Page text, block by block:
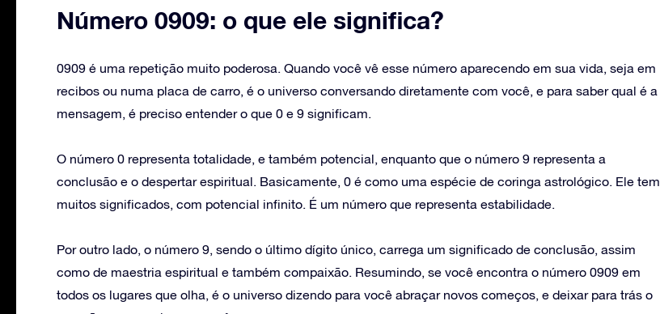
Número 0909: o que ele significa?
0909 é uma repetição muito poderosa. Quando você vê esse número aparecendo em sua vida, seja em
recibos ou numa placa de carro, é o universo conversando diretamente com você, e para saber qual é a
mensagem, é preciso entender o que 0 e 9 significam.
O número 0 representa totalidade, e também potencial, enquanto que o número 9 representa a
conclusão e o despertar espiritual. Basicamente, 0 é como uma espécie de coringa astrológico. Ele tem
muitos significados, com potencial infinito. É um número que representa estabilidade.
Por outro lado, o número 9, sendo o último dígito único, carrega um significado de conclusão, assim
como de maestria espiritual e também compaixão. Resumindo, se você encontra o número 0909 em
todos os lugares que olha, é o universo dizendo para você abraçar novos começos, e deixar para trás o